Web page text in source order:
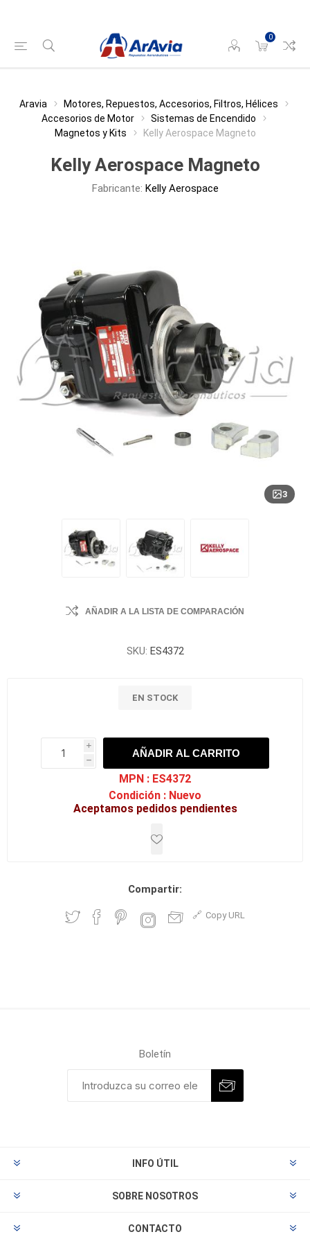
0
Aravia
Motores, Repuestos, Accesorios, Filtros, Hélices
Accesorios de Motor
Sistemas de Encendido
Magnetos y Kits
Kelly Aerospace Magneto
Kelly Aerospace Magneto
Fabricante: Kelly Aerospace
3
AÑADIR A LA LISTA DE COMPARACIÓN
SKU: ES4372
EN STOCK
i
h
h
AÑADIR AL CARRITO
MPN : ES4372
Condición : Nuevo
Aceptamos pedidos pendientes
Compartir:
Copy URL
Boletín
INFO ÚTIL
SOBRE NOSOTROS
CONTACTO